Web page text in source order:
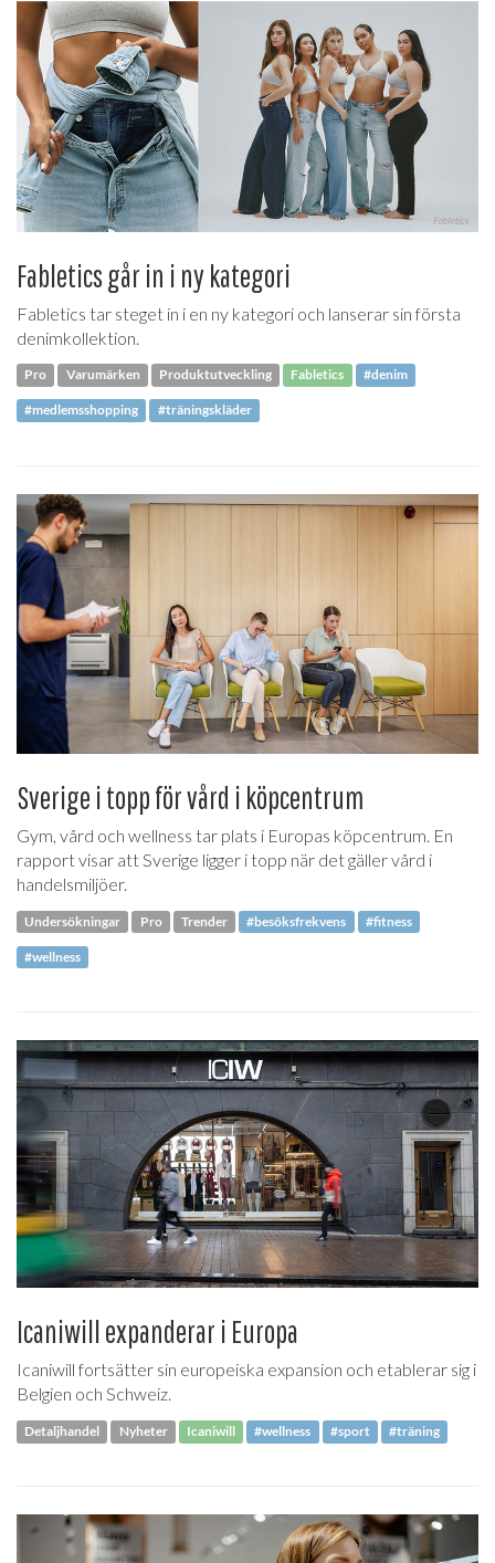
Fabletics går in i ny kategori
Fabletics tar steget in i en ny kategori och lanserar sin första
denimkollektion.
Pro Varumärken Produktutveckling Fabletics #denim
#medlemsshopping #träningskläder
Sverige i topp för vård i köpcentrum
Gym, vård och wellness tar plats i Europas köpcentrum. En
rapport visar att Sverige ligger i topp när det gäller vård i
handelsmiljöer.
Undersökningar Pro Trender #besöksfrekvens #fitness
#wellness
Icaniwill expanderar i Europa
Icaniwill fortsätter sin europeiska expansion och etablerar sig i
Belgien och Schweiz.
Detaljhandel Nyheter Icaniwill #wellness #sport #träning